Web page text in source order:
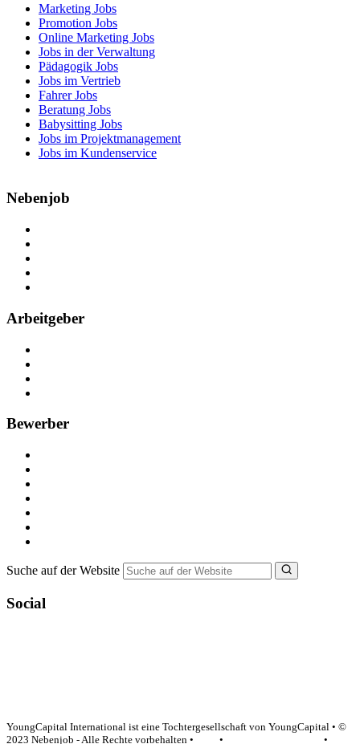
Marketing Jobs
Promotion Jobs
Online Marketing Jobs
Jobs in der Verwaltung
Pädagogik Jobs
Jobs im Vertrieb
Fahrer Jobs
Beratung Jobs
Babysitting Jobs
Jobs im Projektmanagement
Jobs im Kundenservice
Nebenjob
Arbeitgeber
Bewerber
Suche auf der Website
Social
YoungCapital International ist eine Tochtergesellschaft von YoungCapital • ©
2023 Nebenjob - Alle Rechte vorbehalten •
• •